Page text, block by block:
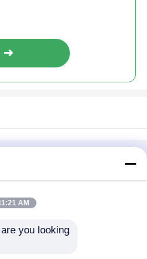
de confidentialité
en verreUsine De
AM
you looking